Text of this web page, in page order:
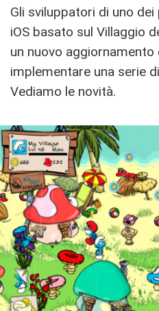
Gli sviluppatori di uno
iOS basato sul Villaggio
un nuovo aggiornamento
implementare una serie
Vediamo le novità.